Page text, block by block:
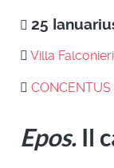
25
Villa Falconieri
CONCENTUS
Epos. Il